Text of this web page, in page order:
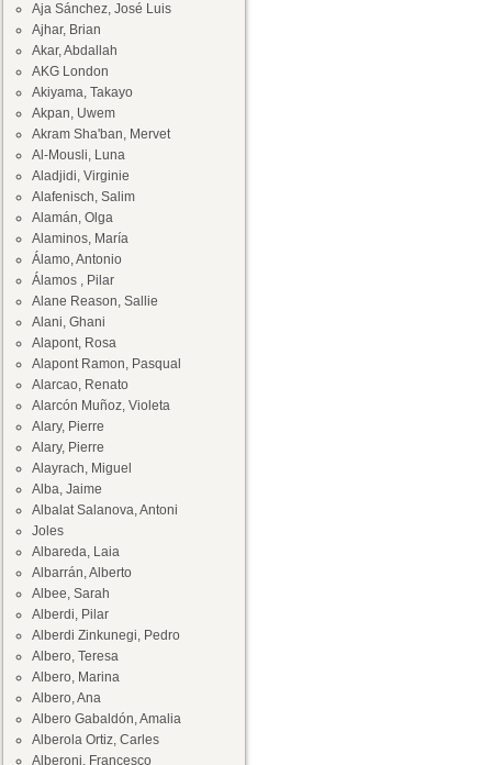
Aja Sánchez, José Luis
Ajhar, Brian
Akar, Abdallah
AKG London
Akiyama, Takayo
Akpan, Uwem
Akram Sha'ban, Mervet
Al-Mousli, Luna
Aladjidi, Virginie
Alafenisch, Salim
Alamán, Olga
Alaminos, María
Álamo, Antonio
Álamos , Pilar
Alane Reason, Sallie
Alani, Ghani
Alapont, Rosa
Alapont Ramon, Pasqual
Alarcao, Renato
Alarcón Muñoz, Violeta
Alary, Pierre
Alary, Pierre
Alayrach, Miguel
Alba, Jaime
Albalat Salanova, Antoni
Joles
Albareda, Laia
Albarrán, Alberto
Albee, Sarah
Alberdi, Pilar
Alberdi Zinkunegi, Pedro
Albero, Teresa
Albero, Marina
Albero, Ana
Albero Gabaldón, Amalia
Alberola Ortiz, Carles
Alberoni, Francesco